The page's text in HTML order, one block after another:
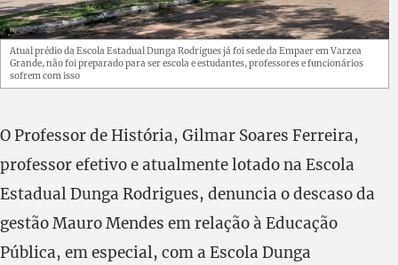
Atual prédio da Escola Estadual Dunga Rodrigues já foi sede da Empaer em Varzea
Grande, não foi preparado para ser escola e estudantes, professores e funcionários
sofrem com isso
O Professor de História, Gilmar Soares Ferreira,
professor efetivo e atualmente lotado na Escola
Estadual Dunga Rodrigues, denuncia o descaso da
gestão Mauro Mendes em relação à Educação
Pública, em especial, com a Escola Dunga